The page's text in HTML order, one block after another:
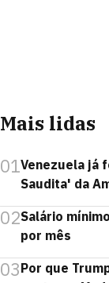
Mais lidas
01Venezuela já
Saudita' da
02Salário
por mês
03Por que